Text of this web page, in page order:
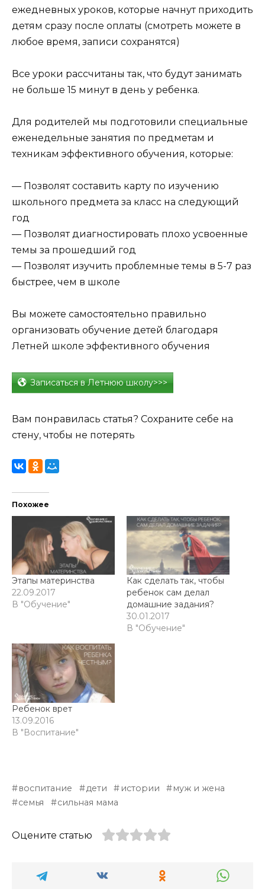
ежедневных уроков, которые начнут приходить
детям сразу после оплаты (смотреть можете в
любое время, записи сохранятся)
Все уроки рассчитаны так, что будут занимать
не больше 15 минут в день у ребенка.
Для родителей мы подготовили специальные
еженедельные занятия по предметам и
техникам эффективного обучения, которые:
— Позволят составить карту по изучению
школьного предмета за класс на следующий
год
— Позволят диагностировать плохо усвоенные
темы за прошедший год
— Позволят изучить проблемные темы в 5-7 раз
быстрее, чем в школе
Вы можете самостоятельно правильно
организовать обучение детей благодаря
Летней школе эффективного обучения
Записаться в Летнюю школу>>>
Вам понравилась статья? Сохраните себе на
стену, чтобы не потерять
Похожее
Этапы материнства
22.09.2017
В "Обучение"
Как сделать так, чтобы
ребенок сам делал
домашние задания?
30.01.2017
В "Обучение"
Ребенок врет
13.09.2016
В "Воспитание"
воспитание дети истории
муж и жена
семья
сильная мама
Оцените статью